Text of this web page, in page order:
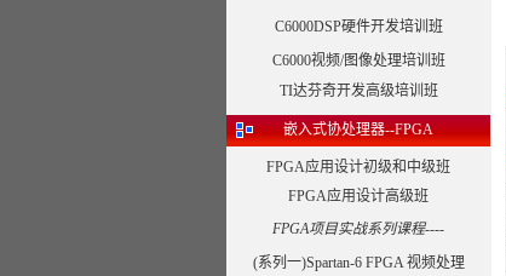
C6000DSP硬件开发培训班
C6000视频/图像处理培训班
TI达芬奇开发高级培训班
嵌入式协处理器--FPGA
FPGA应用设计初级和中级班
FPGA应用设计高级班
FPGA项目实战系列课程----
(系列一)Spartan-6 FPGA 视频处理